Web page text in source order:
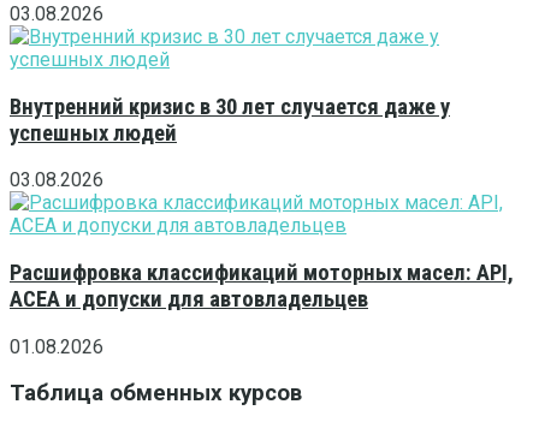
03.08.2026
Внутренний кризис в 30 лет случается даже у
успешных людей
03.08.2026
Расшифровка классификаций моторных масел: API,
ACEA и допуски для автовладельцев
01.08.2026
Таблица обменных курсов